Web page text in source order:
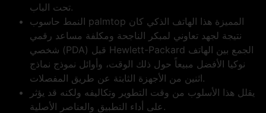
تحت الباب.
النمط حاسوب palmtop المميزة هذا الهاتف الذكي كان
نتيجة لجهد تعاوني لمبكر الناجحة ومكلفة مساعد رقمي
شخصي (PDA) قبل Hewlett-Packard الجمع بين الهاتف
نوكيا الأفضل مبيعاً حول ذلك الوقت، وأوائل نموذج نماذج
اثنين من الأجهزة الثابتة عن طريق المفصلات.
يقلل هذا الأسلوب من وقت التطوير وتكاليفه ولكنه قد يؤثر
على أداء التطبيق والعناصر الأصلية.